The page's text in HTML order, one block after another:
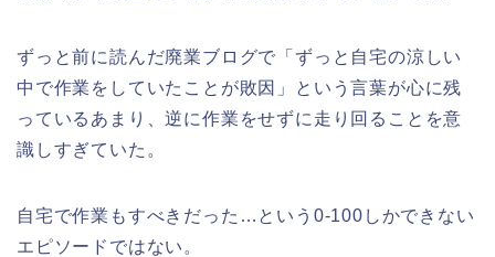
ずっと前に読んだ廃業ブログで「ずっと自宅の涼しい
中で作業をしていたことが敗因」という言葉が心に残
っているあまり、逆に作業をせずに走り回ることを意
識しすぎていた。
自宅で作業もすべきだった…という0-100しかできない
エピソードではない。